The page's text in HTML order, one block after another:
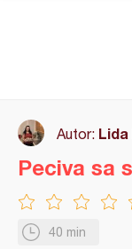
Autor: Lida
40 min
Peciva sa